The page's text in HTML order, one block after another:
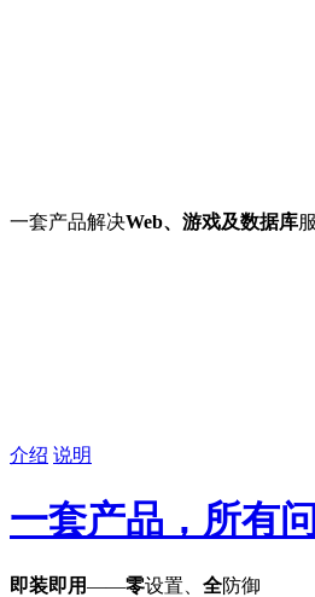
一套产品解决Web、游戏及数据库
介绍 说明
一套产品，所有
即装即用——零设置、 全防御